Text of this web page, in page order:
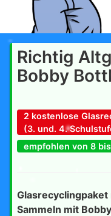
Richtig
Bobby
2 kostenlose
(3. und. 4.
empfohlen von 8
Sammeln mit